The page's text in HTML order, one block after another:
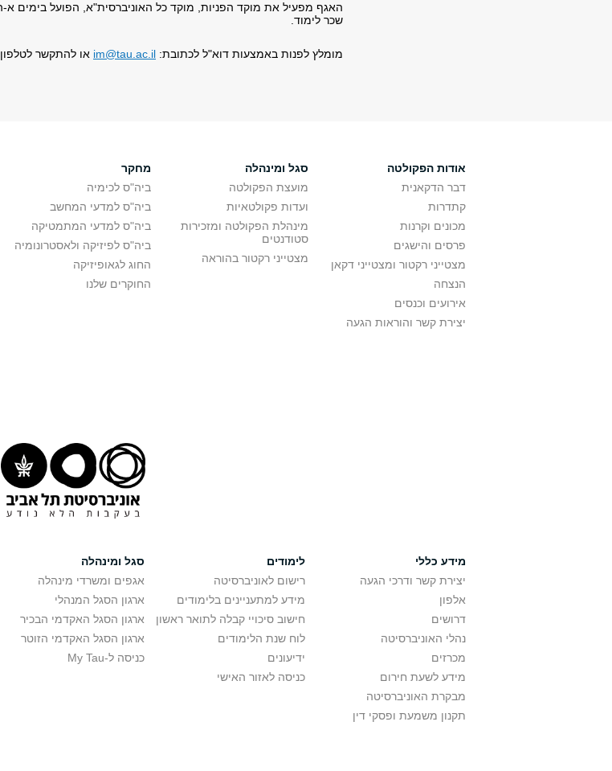
שכר לימוד.
מומלץ לפנות באמצעות דוא"ל לכתובת: im@tau.ac.il או להתקשר לטלפון 03-6405550.
אודות הפקולטה
דבר הדקאנית
קתדרות
מכונים וקרנות
פרסים והישגים
מצטייני רקטור ומצטייני דקאן
הנצחה
אירועים וכנסים
יצירת קשר והוראות הגעה
סגל ומינהלה
מועצת הפקולטה
ועדות פקולטאיות
מינהלת הפקולטה ומזכירות
סטודנטים
מצטייני רקטור בהוראה
מחקר
ביה"ס לכימיה
ביה"ס למדעי המחשב
ביה"ס למדעי המתמטיקה
ביה"ס לפיזיקה ולאסטרונומיה
החוג לגאופיזיקה
החוקרים שלנו
מידע כללי
יצירת קשר ודרכי הגעה
אלפון
דרושים
נהלי האוניברסיטה
מכרזים
מידע לשעת חירום
מבקרת האוניברסיטה
תקנון משמעת ופסקי דין
לימודים
רישום לאוניברסיטה
מידע למתעניינים בלימודים
חישוב סיכויי קבלה לתואר ראשון
לוח שנת הלימודים
ידיעונים
כניסה לאזור האישי
סגל ומינהלה
אגפים ומשרדי מינהלה
ארגון הסגל המנהלי
ארגון הסגל האקדמי הבכיר
ארגון הסגל האקדמי הזוטר
כניסה ל-My Tau